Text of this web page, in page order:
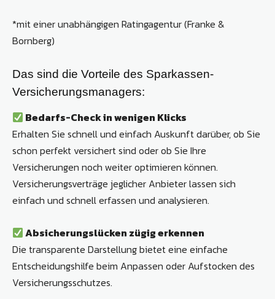
*mit einer unabhängigen Ratingagentur (Franke &
Bornberg)
Das sind die Vorteile des Sparkassen-
Versicherungsmanagers:
Bedarfs-Check in wenigen Klicks
Erhalten Sie schnell und einfach Auskunft darüber, ob Sie
schon perfekt versichert sind oder ob Sie Ihre
Versicherungen noch weiter optimieren können.
Versicherungsverträge jeglicher Anbieter lassen sich
einfach und schnell erfassen und analysieren.
Absicherungslücken zügig erkennen
Die transparente Darstellung bietet eine einfache
Entscheidungshilfe beim Anpassen oder Aufstocken des
Versicherungsschutzes.